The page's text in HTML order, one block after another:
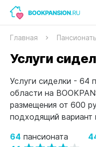
Главная
Услуги
Услуги сиделки - 64
области на
размещения от 600
подходящий вариант
64 пансионата